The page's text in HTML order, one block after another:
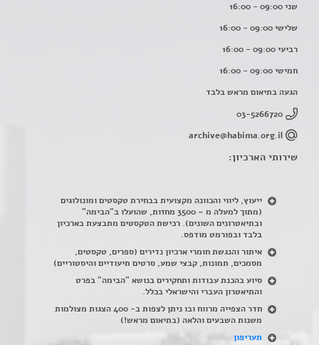
שני 09:00 - 16:00
שלישי 09:00 - 16:00
רביעי 09:00 - 16:00
חמישי 09:00 - 16:00
הגעה בתיאום מראש בלבד
03-5266720
archive@habima.org.il
שירותי הארכיון:
ייעוץ, ליווי והכוונה מקצועית בבחירת טקסטים ומונולוגים
(מתוך למעלה מ – 3500 מחזות, שהועלו ב"הבימה"
ובתיאטרונים השונים). רכישת הטקסטים מתבצעת בארכיון
בלבד ובפורמט מודפס.
איתור והנגשת חומרי ארכיון נדירים (ספרים, טקסטים,
מסמכים, תמונות, קבצי שמע, סרטים תיעודיים והיסטוריים)
סיוע בהכנת עבודות ותחקירים בנושא "הבימה" בפרט
והתיאטרון העברי והישראלי בכלל.
חדר הצפייה מרווח ובו ניתן לצפות ב- 400 הצגות מצולמות
משנות השבעים והלאה (בתיאום מראש!)
תעריפון